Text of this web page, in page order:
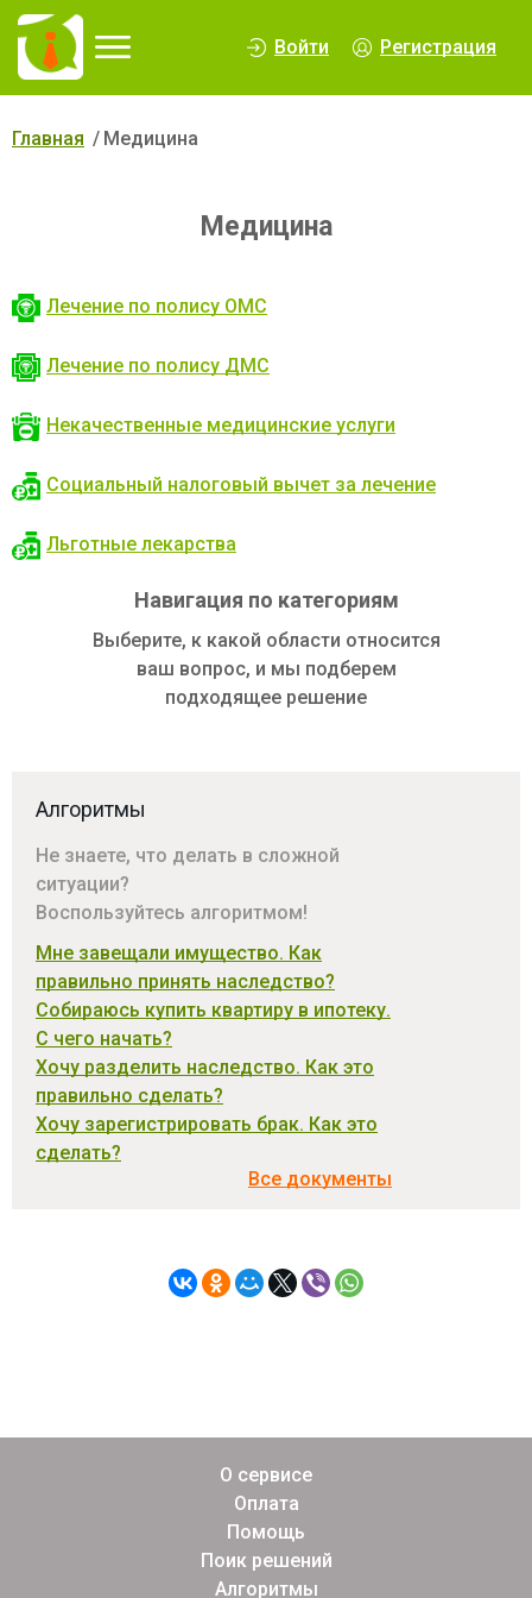
Войти Регистрация
Главная Медицина
Медицина
Лечение по полису ОМС
Лечение по полису ДМС
Некачественные медицинские услуги
Социальный налоговый вычет за лечение
Льготные лекарства
Навигация по категориям
Выберите, к какой области относится
ваш вопрос, и мы подберем
подходящее решение
Алгоритмы
Не знаете, что делать в сложной
ситуации?
Воспользуйтесь алгоритмом!
Мне завещали имущество. Как
правильно принять наследство?
Собираюсь купить квартиру в ипотеку.
С чего начать?
Хочу разделить наследство. Как это
правильно сделать?
Хочу зарегистрировать брак. Как это
сделать?
Все документы
О сервисе
Оплата
Помощь
Поик решений
Алгоритмы